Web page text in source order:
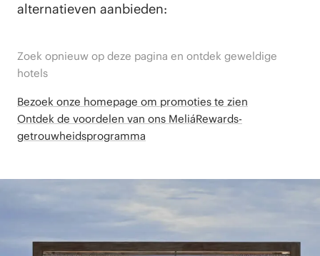
alternatieven aanbieden:
Zoek opnieuw op deze pagina en ontdek geweldige
hotels
Bezoek onze homepage om promoties te zien
Ontdek de voordelen van ons MeliáRewards-
getrouwheidsprogramma